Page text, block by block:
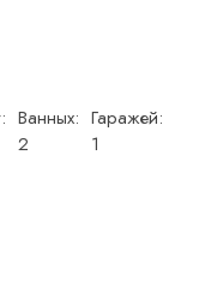
Ванных:
2
Гаражей:
1